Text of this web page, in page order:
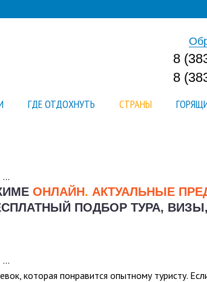
8
8
ГДЕ ОТДОХНУТЬ СТРАНЫ
…
ОНЛАЙН. АКТУАЛЬНЫЕ
ПОДБОР ТУРА,
…
которая понравится опытному туристу.